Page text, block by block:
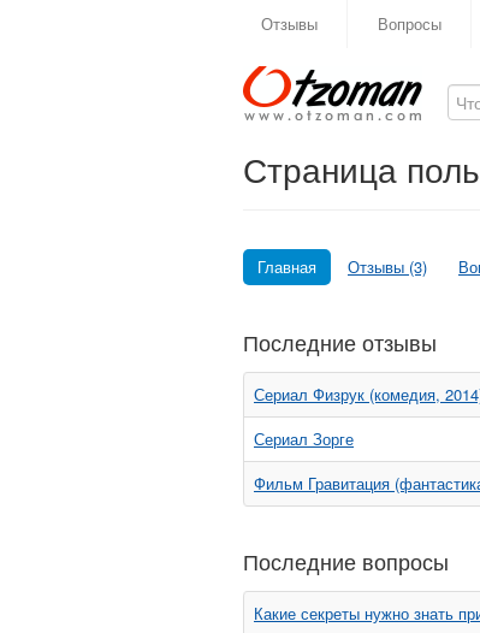
Отзывы Вопросы
Страница
Главная Отзывы (3)
Последние отзывы
Сериал Физрук (комедия,
Сериал Зорге
Фильм Гравитация
Последние вопросы
Какие секреты нужно знать